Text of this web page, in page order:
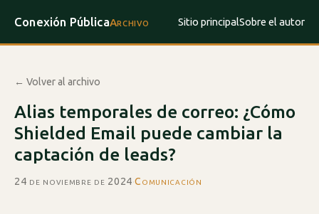
Conexión PúblicaArchivo Sitio principalSobre el autor
← Volver al archivo
Alias temporales de correo: ¿Cómo
Shielded Email puede cambiar la
captación de leads?
24 de noviembre de 2024·Comunicación